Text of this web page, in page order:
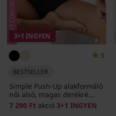
3+1 INGYEN
5
BESTSELLER
Simple Push-Up alakformáló
női alsó, magas derékré...
7 290 Ft akció 3+1 INGYEN